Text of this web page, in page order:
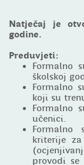
Natječaj je
godine.
Preduvjeti:
Formalno
školskoj
Formalno
koji su
Formalno
učenici.
kriterije
provodi se